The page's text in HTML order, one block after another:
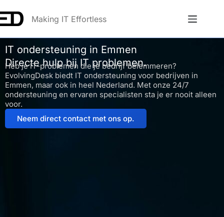
Making IT Effortless
IT ondersteuning in Emmen
Directe hulp bij IT problemen.
Heb je IT-problemen die je bedrijf belemmeren?
EvolvingDesk biedt IT ondersteuning voor bedrijven in
Emmen, maar ook in heel Nederland. Met onze 24/7
ondersteuning en ervaren specialisten sta je er nooit alleen
voor.
Neem direct contact met ons op.